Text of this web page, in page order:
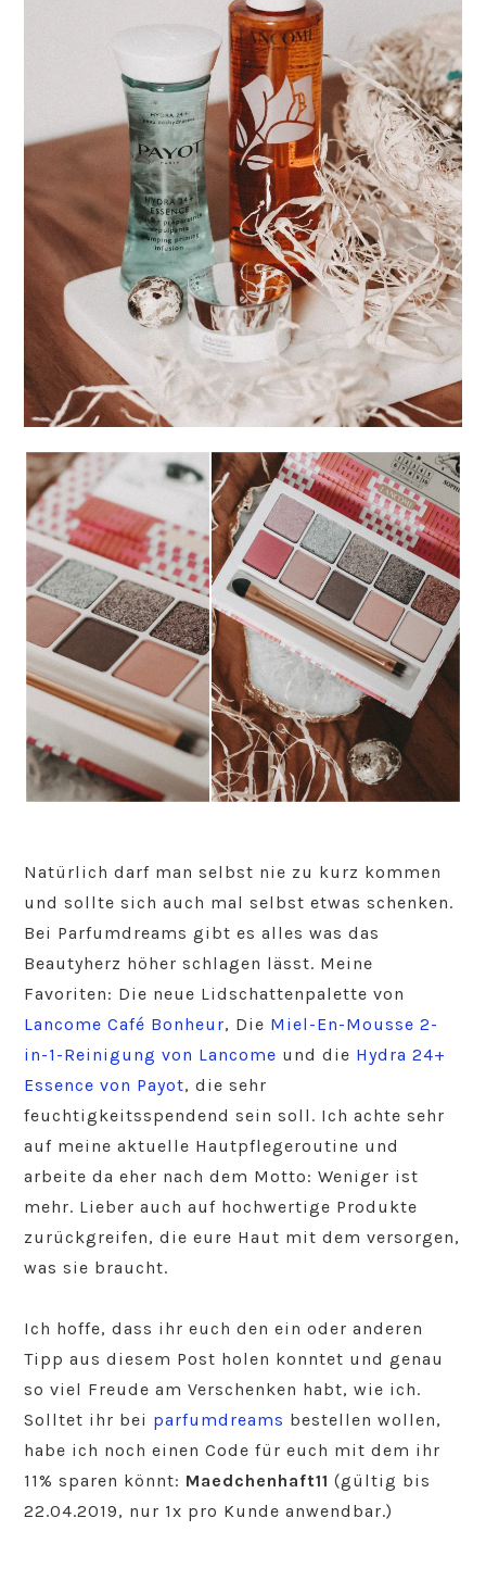
Natürlich darf man selbst nie zu kurz kommen
und sollte sich auch mal selbst etwas schenken.
Bei Parfumdreams gibt es alles was das
Beautyherz höher schlagen lässt. Meine
Favoriten: Die neue Lidschattenpalette von
Lancome Café Bonheur, Die Miel-En-Mousse 2-
in-1-Reinigung von Lancome und die Hydra 24+
Essence von Payot, die sehr
feuchtigkeitsspendend sein soll. Ich achte sehr
auf meine aktuelle Hautpflegeroutine und
arbeite da eher nach dem Motto: Weniger ist
mehr. Lieber auch auf hochwertige Produkte
zurückgreifen, die eure Haut mit dem versorgen,
was sie braucht.
Ich hoffe, dass ihr euch den ein oder anderen
Tipp aus diesem Post holen konntet und genau
so viel Freude am Verschenken habt, wie ich.
Solltet ihr bei parfumdreams bestellen wollen,
habe ich noch einen Code für euch mit dem ihr
11% sparen könnt: Maedchenhaft11 (gültig bis
22.04.2019, nur 1x pro Kunde anwendbar.)